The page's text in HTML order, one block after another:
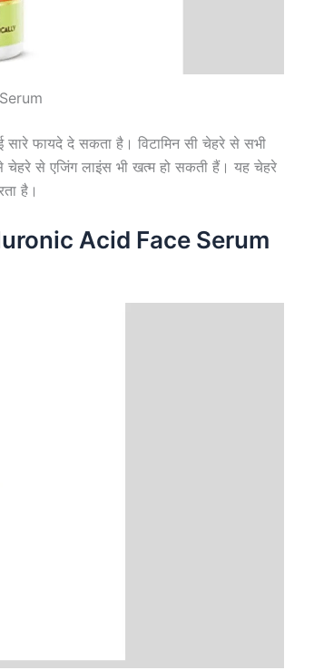
फायदे दे सकता है। विटामिन सी चेहरे से सभी
से एजिंग लाइंस भी खत्म हो सकती हैं। यह चेहरे
है।
Acid Face Serum